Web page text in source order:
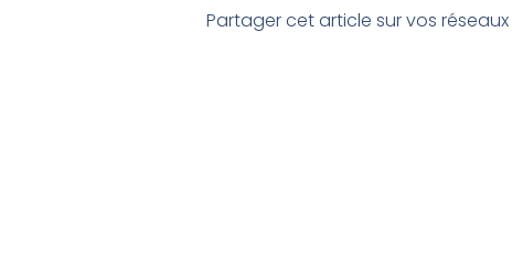
Partager cet article sur vos réseaux